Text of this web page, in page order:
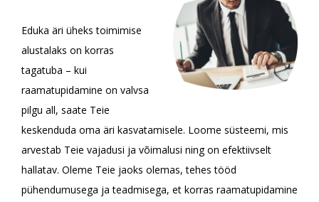
Eduka äri üheks toimimise
alustalaks on korras
tagatuba – kui
raamatupidamine on valvsa
pilgu all, saate Teie
keskenduda oma äri kasvatamisele. Loome süsteemi, mis
arvestab Teie vajadusi ja võimalusi ning on efektiivselt
hallatav. Oleme Teie jaoks olemas, tehes tööd
pühendumusega ja teadmisega, et korras raamatupidamine